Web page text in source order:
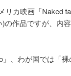
カ映画「Naked
の作品ですが、内
、わが国では「